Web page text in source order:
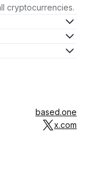
cryptocurrencies.
based.one
x.com